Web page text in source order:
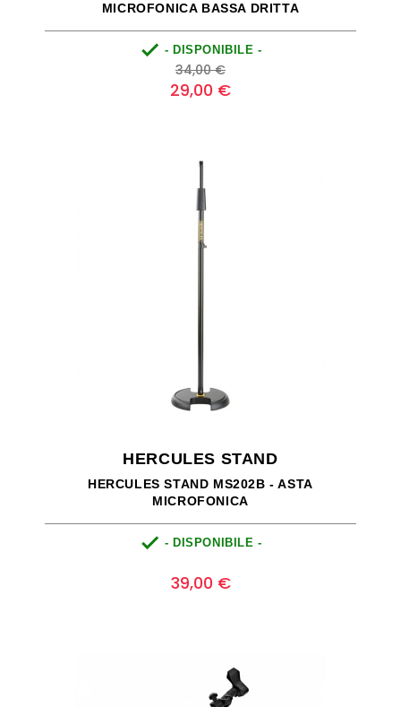
MICROFONICA BASSA DRITTA
 - DISPONIBILE -
Prezzo
base
34,00 €Prezzo
29,00 €
HERCULES STAND
HERCULES STAND MS202B - ASTA
MICROFONICA
 - DISPONIBILE -
39,00 €